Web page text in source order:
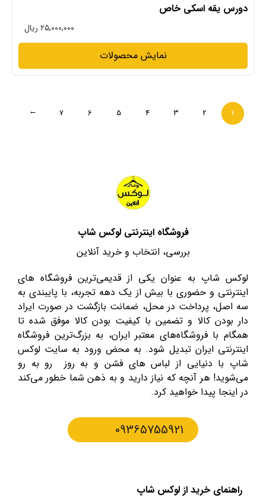
دورس یقه اسکی خاص
۲۵,۰۰۰,۰۰۰ ریال
نمایش محصولات
1
2
3
4
5
6
7
→
فروشگاه اینترنتی لوکس شاپ
بررسی، انتخاب و خرید آنلاین
لوکس شاپ به عنوان یکی از قدیمی‌ترین فروشگاه های
اینترنتی و حضوری با بیش از یک دهه تجربه، با پایبندی به
سه اصل، پرداخت در محل، ضمانت بازگشت در صورت ایراد
دار بودن کالا و تضمین با کیفیت بودن کالا موفق شده تا
همگام با فروشگاه‌های معتبر ایران، به بزرگ‌ترین فروشگاه
اینترنتی ایران تبدیل شود. به محض ورود به سایت لوکس
شاپ با دنیایی از لباس های فشن و به روز رو به رو
می‌شوید! هر آنچه که نیاز دارید و به ذهن شما خطور می‌کند
در اینجا پیدا خواهید کرد.
09365755921
راهنمای خرید از لوکس شاپ